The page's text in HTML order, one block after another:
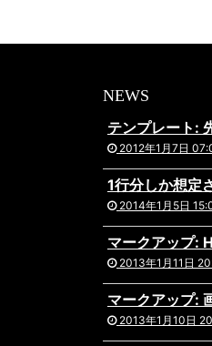
NEWS
テンプレート:
2012年1月7日
2014年1月5日
マークアップ:
2013年1月11日
マークアップ:
2013年1月10日